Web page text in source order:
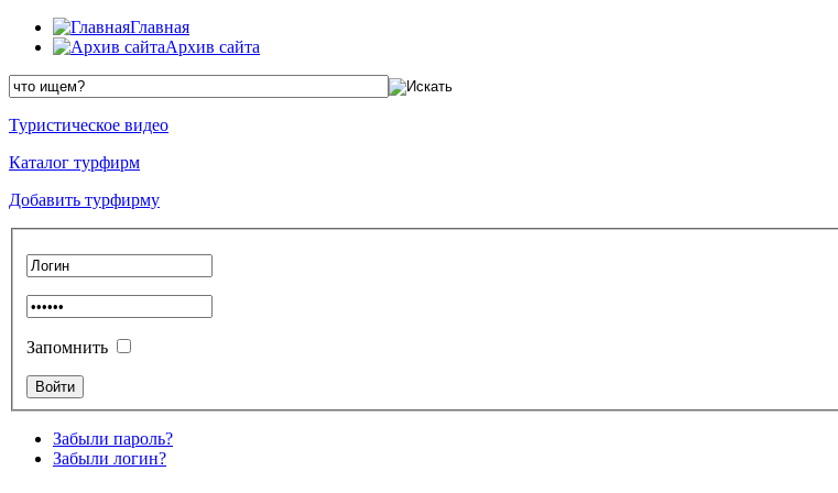
Главная
Архив сайта
Туристическое видео
Каталог турфирм
Добавить турфирму
Запомнить
Забыли пароль?
Забыли логин?